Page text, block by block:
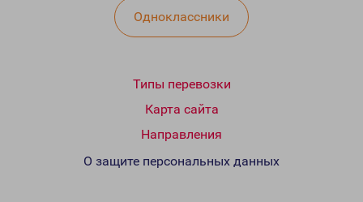
Одноклассники
Типы перевозки
Карта сайта
Направления
О защите персональных данных